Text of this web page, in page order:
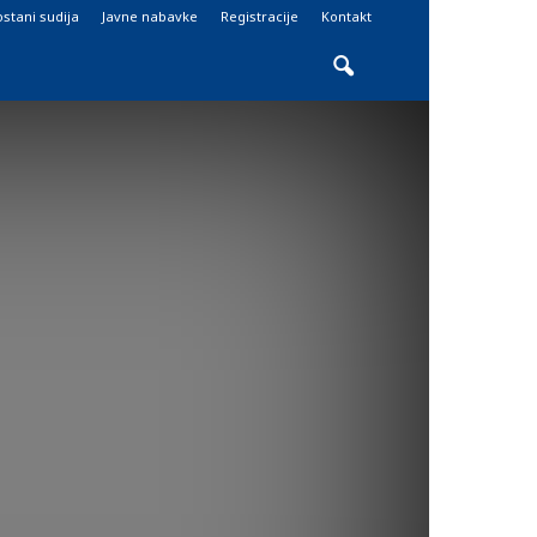
sudija Javne nabavke Registracije Kontakt